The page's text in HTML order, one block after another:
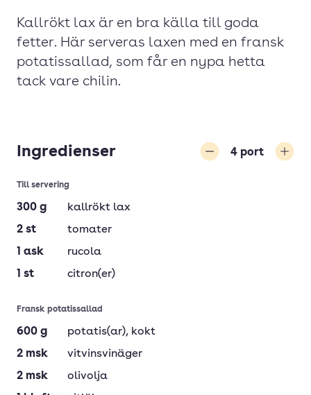
Kallrökt lax är en bra källa till goda
fetter. Här serveras laxen med en fransk
potatissallad, som får en nypa hetta
tack vare chilin.
Ingredienser 4 port
Till servering
300 g
kallrökt lax
2 st
tomater
1 ask
rucola
1 st citron(er)
Fransk potatissallad
600 g potatis(ar), kokt
2 msk
vitvinsvinäger
2 msk
olivolja